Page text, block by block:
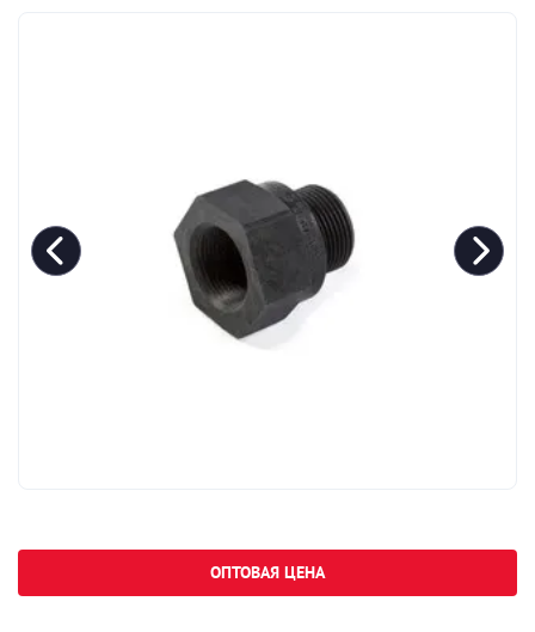
ОПТОВАЯ ЦЕНА